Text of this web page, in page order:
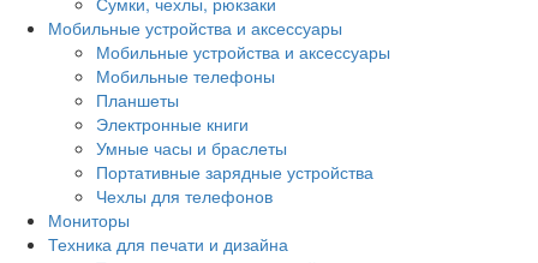
Мобильные устройства и аксессуары
Мобильные устройства и аксессуары
Мобильные телефоны
Планшеты
Электронные книги
Умные часы и браслеты
Портативные зарядные устройства
Чехлы для телефонов
Мониторы
Техника для печати и дизайна